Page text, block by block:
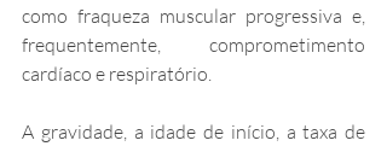
como fraqueza muscular progressiva e,
frequentemente, comprometimento
cardíaco e respiratório.
A gravidade, a idade de início, a taxa de